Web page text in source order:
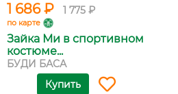
1 686 ₽ 1 775 ₽
по карте
Зайка Ми в спортивном
костюме...
БУДИ БАСА
Купить